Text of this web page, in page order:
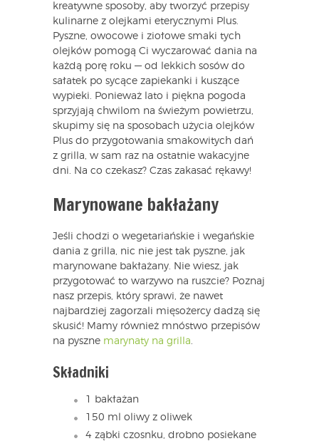
kreatywne sposoby, aby tworzyć przepisy
kulinarne z olejkami eterycznymi Plus.
Pyszne, owocowe i ziołowe smaki tych
olejków pomogą Ci wyczarować dania na
każdą porę roku — od lekkich sosów do
sałatek po sycące zapiekanki i kuszące
wypieki. Ponieważ lato i piękna pogoda
sprzyjają chwilom na świeżym powietrzu,
skupimy się na sposobach użycia olejków
Plus do przygotowania smakowitych dań
z grilla, w sam raz na ostatnie wakacyjne
dni. Na co czekasz? Czas zakasać rękawy!
Marynowane bakłażany
Jeśli chodzi o wegetariańskie i wegańskie
dania z grilla, nic nie jest tak pyszne, jak
marynowane bakłażany. Nie wiesz, jak
przygotować to warzywo na ruszcie? Poznaj
nasz przepis, który sprawi, że nawet
najbardziej zagorzali mięsożercy dadzą się
skusić! Mamy również mnóstwo przepisów
na pyszne marynaty na grilla
Składniki
1 bakłażan
150 ml oliwy z oliwek
4 ząbki czosnku, drobno posiekane